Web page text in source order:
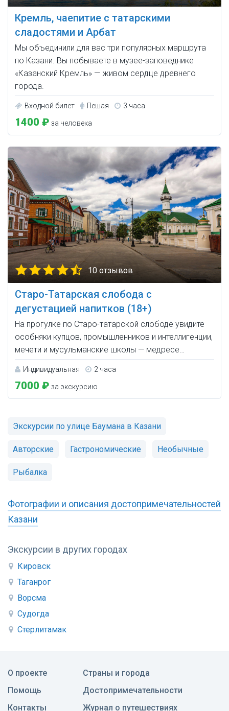
Экскурсии в других городах
Кировск
Таганрог
Ворсма
Судогда
Стерлитамак
Кремль, чаепитие с татарскими
сладостями и Арбат
Мы объединили для вас три популярных маршрута
по Казани. Вы побываете в музее-заповеднике
«Казанский Кремль» — живом сердце древнего
города.
Входной билет Пешая 3 часа
1400 ₽ за человека
10 отзывов
Старо-Татарская слобода с
дегустацией напитков (18+)
На прогулке по Старо-татарской слободе увидите
особняки купцов, промышленников и интеллигенции,
мечети и мусульманские школы — медресе…
Индивидуальная 2 часа
7000 ₽ за экскурсию
Экскурсии по улице Баумана в Казани
Авторские Гастрономические Необычные
Рыбалка
Фотографии и описания достопримечательностей
Казани
О проекте
Помощь
Контакты
Страны и города
Достопримечательности
Журнал о путешествиях